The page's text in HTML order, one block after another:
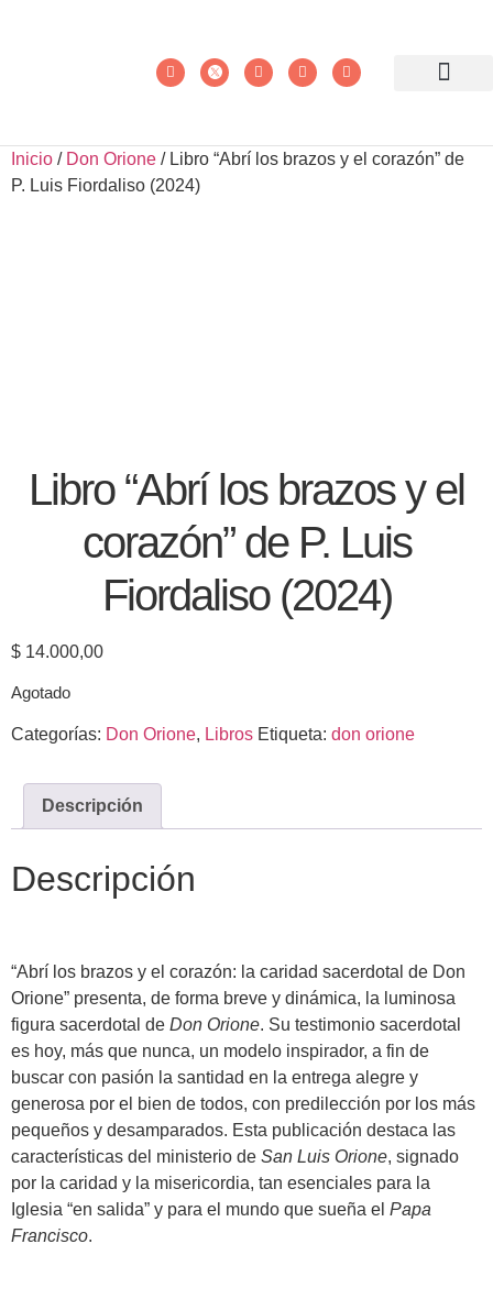
Inicio / Don Orione / Libro “Abrí los brazos y el corazón” de
P. Luis Fiordaliso (2024)
Libro “Abrí los brazos y el
corazón” de P. Luis
Fiordaliso (2024)
$ 14.000,00
Agotado
Categorías: Don Orione, Libros Etiqueta: don orione
Descripción
Descripción
“Abrí los brazos y el corazón: la caridad sacerdotal de Don
Orione” presenta, de forma breve y dinámica, la luminosa
figura sacerdotal de Don Orione. Su testimonio sacerdotal
es hoy, más que nunca, un modelo inspirador, a fin de
buscar con pasión la santidad en la entrega alegre y
generosa por el bien de todos, con predilección por los más
pequeños y desamparados. Esta publicación destaca las
características del ministerio de San Luis Orione, signado
por la caridad y la misericordia, tan esenciales para la
Iglesia “en salida” y para el mundo que sueña el Papa
Francisco.